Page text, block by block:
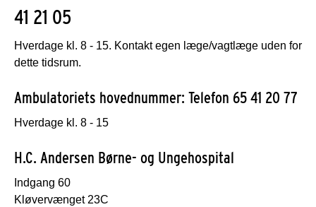
41 21 05
Hverdage kl. 8 - 15. Kontakt egen læge/vagtlæge uden for
dette tidsrum.
Ambulatoriets hovednummer: Telefon 65 41 20 77
Hverdage kl. 8 - 15
H.C. Andersen Børne- og Ungehospital
Indgang 60
Kløvervænget 23C